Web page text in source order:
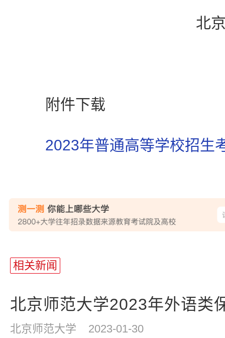
北京
附件下载
2023年普通高等学校招生
相关新闻
北京师范大学2023年外语类
北京师范大学 2023-01-30